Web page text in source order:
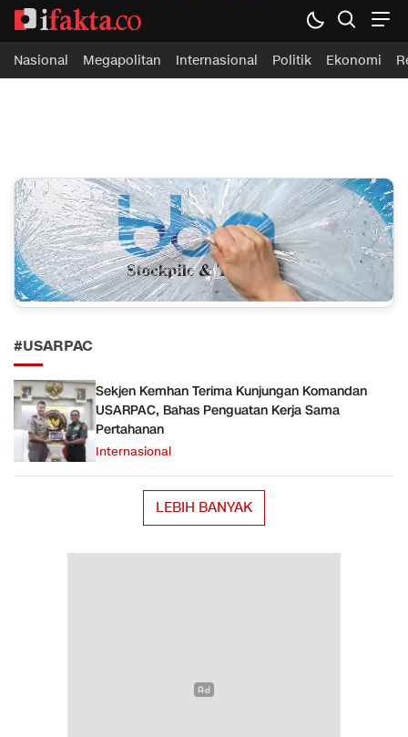
ifakta.co
#pastibenar
Nasional Megapolitan Internasional Politik Ekonomi
#USARPAC
Sekjen Kemhan Terima Kunjungan Komandan
USARPAC, Bahas Penguatan Kerja Sama
Pertahanan
Internasional
LEBIH BANYAK